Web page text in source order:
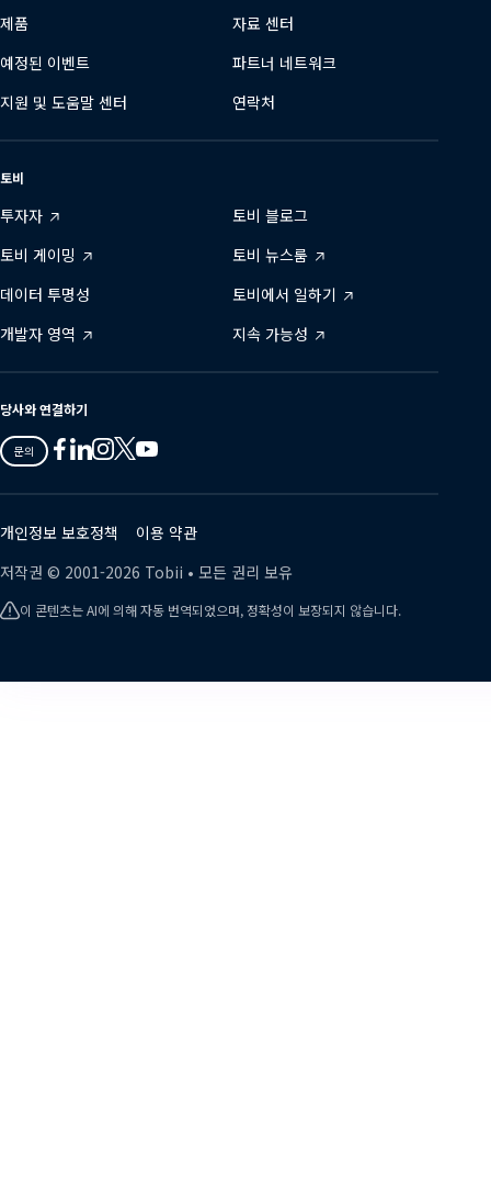
제품
자료 센터
예정된 이벤트
파트너 네트워크
지원 및 도움말 센터
연락처
토비
투자자
토비 블로그
토비 게이밍
토비 뉴스룸
데이터 투명성
토비에서 일하기
개발자 영역
지속 가능성
당사와 연결하기
문의
Tobii
on
Facebook
Tobii
on
Linkedin
Tobii
on
Instagram
Tobii
on
Twitter
Tobii
on
Youtube
개인정보 보호정책
이용 약관
저작권 © 2001-2026 Tobii • 모든 권리 보유
이 콘텐츠는 AI에 의해 자동 번역되었으며, 정확성이 보장되지 않습니다.